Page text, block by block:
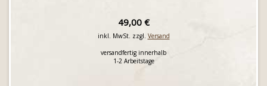
49,00 €
inkl. MwSt. zzgl. Versand
versandfertig innerhalb
1-2 Arbeitstage